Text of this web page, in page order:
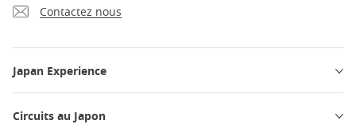
Contactez nous
Japan Experience
Circuits au Japon